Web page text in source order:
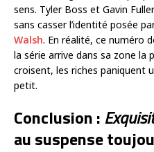
sens. Tyler Boss et Gavin
sans casser l’identité posée
Walsh. En réalité, ce numéro
la série arrive dans sa zone la
croisent, les riches paniquent
petit.
Conclusion :
au suspense